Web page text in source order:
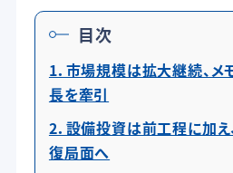
目次
1．市場規模は拡大継続、メ
長を牽引
2．設備投資は前工程に加
復局面へ